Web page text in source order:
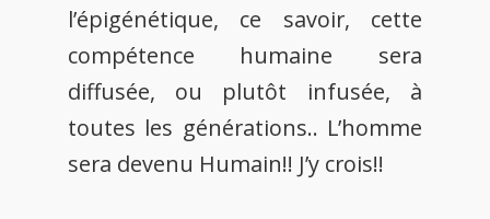
l’épigénétique, ce savoir, cette
compétence humaine sera
diffusée, ou plutôt infusée, à
toutes les générations.. L’homme
sera devenu Humain!! J’y crois!!